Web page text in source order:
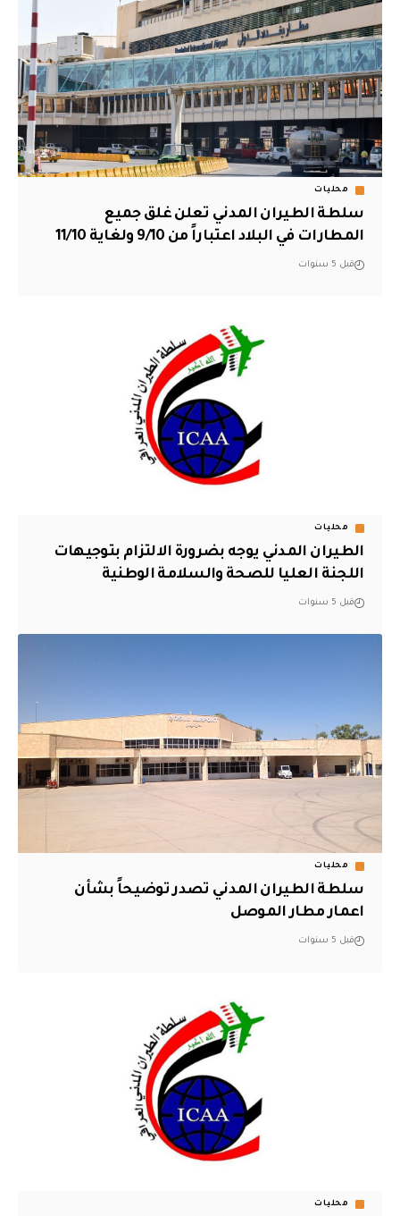
محليات
سلطة الطيران المدني تعلن غلق جميع
المطارات في البلاد اعتباراً من 9/10 ولغاية 11/10
قبل 5 سنوات
محليات
الطيران المدني يوجه بضرورة الالتزام بتوجيهات
اللجنة العليا للصحة والسلامة الوطنية
قبل 5 سنوات
محليات
سلطة الطيران المدني تصدر توضيحاً بشأن
اعمار مطار الموصل
قبل 5 سنوات
محليات